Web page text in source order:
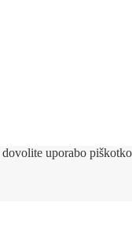
uporabo